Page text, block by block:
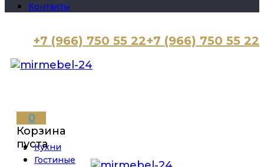
Контакты
+7 (966) 750 55 22
+7 (966) 750 55 22
0
Корзина
пустаКухни
Гостиные